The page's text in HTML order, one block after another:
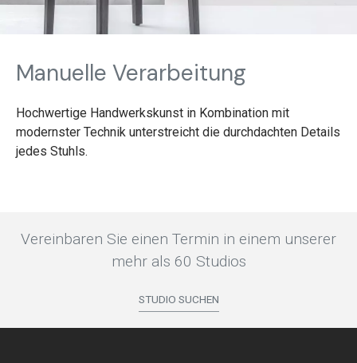
Manuelle Verarbeitung
Hochwertige Handwerkskunst in Kombination mit
modernster Technik unterstreicht die durchdachten Details
jedes Stuhls.
Vereinbaren Sie einen Termin in einem unserer
mehr als 60 Studios
STUDIO SUCHEN